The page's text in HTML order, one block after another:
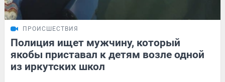
ПРОИСШЕСТВИЯ
Полиция ищет мужчину, который
якобы приставал к детям возле одной
из иркутских школ